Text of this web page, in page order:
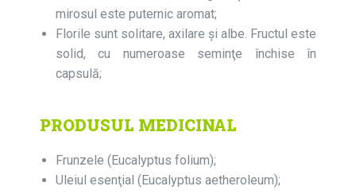
mirosul este puternic aromat;
Florile sunt solitare, axilare și albe. Fructul este
solid, cu numeroase seminţe închise în
capsulă;
PRODUSUL MEDICINAL
Frunzele (Eucalyptus folium);
Uleiul esenţial (Eucalyptus aetheroleum);